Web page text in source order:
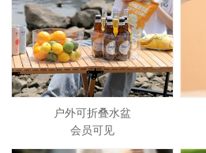
户外可折叠水盆
会员可见